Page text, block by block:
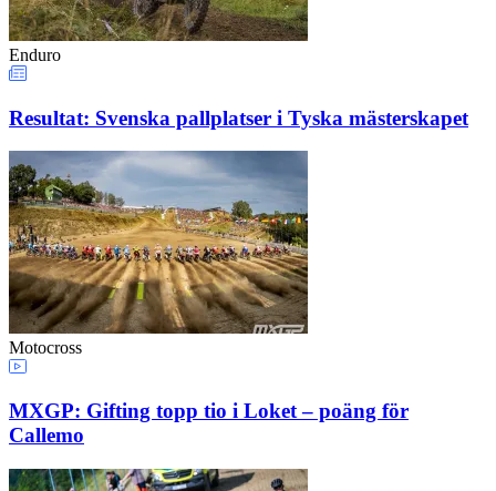
Enduro
Resultat: Svenska pallplatser i Tyska mästerskapet
Motocross
MXGP: Gifting topp tio i Loket – poäng för
Callemo